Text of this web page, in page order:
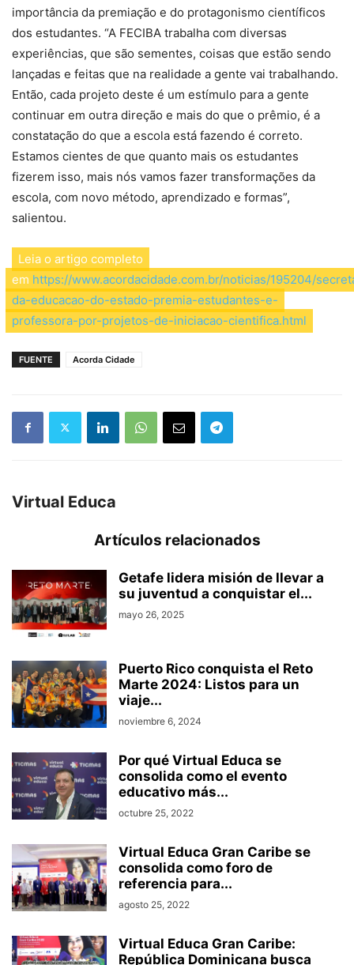
importância da premiação e do protagonismo científicos
dos estudantes. “A FECIBA trabalha com diversas
experiências, que são sementes, coisas que estão sendo
lançadas e feitas que na realidade a gente vai trabalhando.
Então, cada projeto deste é um estímulo para a gente
continuar em outra direção e mais do que o prêmio, é a
constatação do que a escola está fazendo é correto.
Estamos cientes de que quanto mais os estudantes
fizerem isso, mais nós vamos fazer transformações da
escola, com novo método, aprendizado e formas”,
salientou.
Leia o artigo completo
em https://www.acordacidade.com.br/noticias/195204/
da-educacao-do-estado-premia-estudantes-e-
professora-por-projetos-de-iniciacao-cientifica.html
FUENTE Acorda Cidade
Virtual Educa
Artículos relacionados
Getafe lidera misión de llevar a
su juventud a conquistar el...
mayo 26, 2025
Puerto Rico conquista el Reto
Marte 2024: Listos para un
viaje...
noviembre 6, 2024
Por qué Virtual Educa se
consolida como el evento
educativo más...
octubre 25, 2022
Virtual Educa Gran Caribe se
consolida como foro de
referencia para...
agosto 25, 2022
Virtual Educa Gran Caribe:
República Dominicana busca